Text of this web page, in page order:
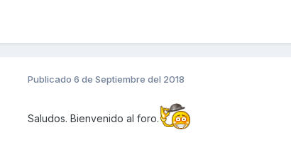
Publicado 6 de Septiembre del 2018
Saludos. Bienvenido al foro.